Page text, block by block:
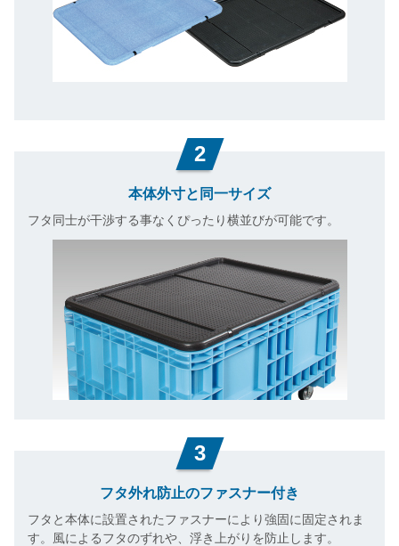
2
本体外寸と同一サイズ
フタ同士が干渉する事なくぴったり横並びが可能です。
3
フタ外れ防止のファスナー付き
フタと本体に設置されたファスナーにより強固に固定されま
す。風によるフタのずれや、浮き上がりを防止します。